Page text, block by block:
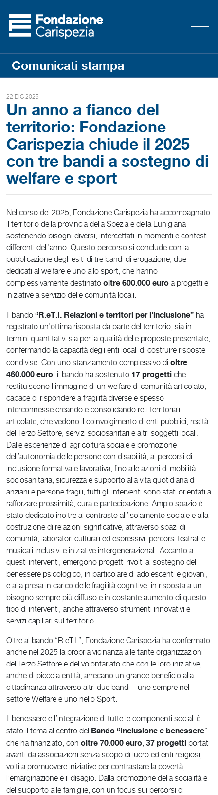
Comunicati stampa
22 DIC 2025
Un anno a fianco del
territorio: Fondazione
Carispezia chiude il 2025
con tre bandi a sostegno di
welfare e sport
Nel corso del 2025, Fondazione Carispezia ha accompagnato
il territorio della provincia della Spezia e della Lunigiana
sostenendo bisogni diversi, intercettati in momenti e contesti
differenti dell’anno. Questo percorso si conclude con la
pubblicazione degli esiti di tre bandi di erogazione, due
dedicati al welfare e uno allo sport, che hanno
complessivamente destinatooltre 600.000 euro a progetti e
iniziative a servizio delle comunità locali.
Il bando“R.eT.I. Relazioni e territori per l’inclusione” ha
registrato un’ottima risposta da parte del territorio, sia in
termini quantitativi sia per la qualità delle proposte presentate,
confermando la capacità degli enti locali di costruire risposte
condivise. Con uno stanziamento complessivo dioltre
460.000 euro, il bando ha sostenuto 17 progetti che
restituiscono l’immagine di un welfare di comunità articolato,
capace di rispondere a fragilità diverse e spesso
interconnesse creando e consolidando reti territoriali
articolate, che vedono il coinvolgimento di enti pubblici, realtà
del Terzo Settore, servizi sociosanitari e altri soggetti locali.
Dalle esperienze di agricoltura sociale e promozione
dell’autonomia delle persone con disabilità, ai percorsi di
inclusione formativa e lavorativa, fino alle azioni di mobilità
sociosanitaria, sicurezza e supporto alla vita quotidiana di
anziani e persone fragili, tutti gli interventi sono stati orientati a
rafforzare prossimità, cura e partecipazione. Ampio spazio è
stato dedicato inoltre al contrasto all’isolamento sociale e alla
costruzione di relazioni significative, attraverso spazi di
comunità, laboratori culturali ed espressivi, percorsi teatrali e
musicali inclusivi e iniziative intergenerazionali. Accanto a
questi interventi, emergono progetti rivolti al sostegno del
benessere psicologico, in particolare di adolescenti e giovani,
e alla presa in carico delle fragilità cognitive, in risposta a un
bisogno sempre più diffuso e in costante aumento di questo
tipo di interventi, anche attraverso strumenti innovativi e
servizi capillari sul territorio.
Oltre al bando “R.eT.I.”, Fondazione Carispezia ha confermato
anche nel 2025 la propria vicinanza alle tante organizzazioni
del Terzo Settore e del volontariato che con le loro iniziative,
anche di piccola entità, arrecano un grande beneficio alla
cittadinanza attraverso altri due bandi – uno sempre nel
settore Welfare e uno nello Sport.
Il benessere e l’integrazione di tutte le componenti sociali è
stato il tema al centro del Bando “Inclusione e benessere”
che ha finanziato, conoltre 70.000 euro,37 progetti portati
avanti da associazioni senza scopo di lucro ed enti religiosi,
volti a promuovere iniziative per contrastare la povertà,
l’emarginazione e il disagio. Dalla promozione della socialità e
del supporto alle famiglie, con un focus sui percorsi di